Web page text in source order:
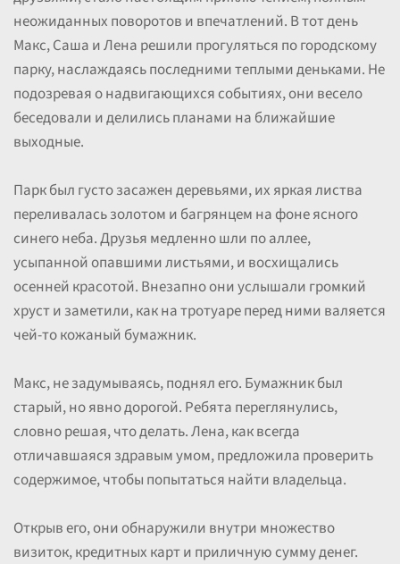
неожиданных поворотов и впечатлений. В тот день
Макс, Саша и Лена решили прогуляться по городскому
парку, наслаждаясь последними теплыми деньками. Не
подозревая о надвигающихся событиях, они весело
беседовали и делились планами на ближайшие
выходные.
Парк был густо засажен деревьями, их яркая листва
переливалась золотом и багрянцем на фоне ясного
синего неба. Друзья медленно шли по аллее,
усыпанной опавшими листьями, и восхищались
осенней красотой. Внезапно они услышали громкий
хруст и заметили, как на тротуаре перед ними валяется
чей-то кожаный бумажник.
Макс, не задумываясь, поднял его. Бумажник был
старый, но явно дорогой. Ребята переглянулись,
словно решая, что делать. Лена, как всегда
отличавшаяся здравым умом, предложила проверить
содержимое, чтобы попытаться найти владельца.
Открыв его, они обнаружили внутри множество
визиток, кредитных карт и приличную сумму денег.